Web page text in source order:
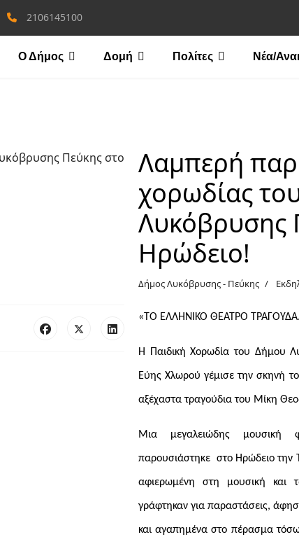
2106145100
Ο Δήμος Δομή Πολίτες Νέα/
Λαμπερή
χορωδίας
Λυκόβρυσης
Ηρώδειο!
Δήμος Λυκόβρυσης - Πεύκης
«ΤΟ ΕΛΛΗΝΙΚΟ ΘΕΑΤΡΟ
Η Παιδική Χορωδία του Δήμου
Εύης Χλωρού γέμισε την σκηνή
αξέχαστα τραγούδια του Μίκη
Μια μεγαλειώδης μουσική
παρουσιάστηκε στο Ηρώδειο την
αφιερωμένη στη μουσική και
γράφτηκαν για παραστάσεις,
και αγαπημένα στο πέρασμα